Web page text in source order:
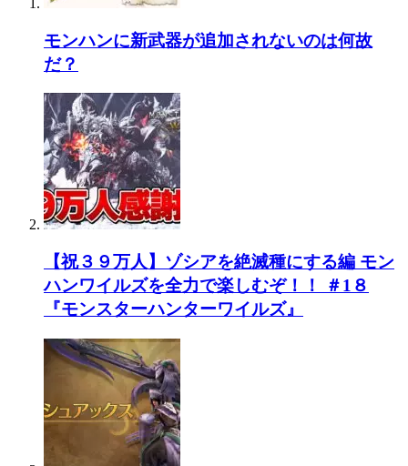
モンハンに新武器が追加されないのは何故
だ？
【祝３９万人】ゾシアを絶滅種にする編 モン
ハンワイルズを全力で楽しむぞ！！ ＃1８
『モンスターハンターワイルズ』